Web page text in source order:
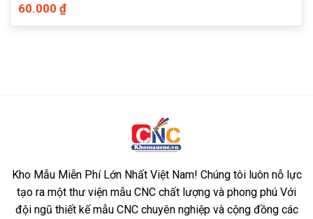
60.000 ₫
Kho Mẫu Miễn Phí Lớn Nhất Việt Nam! Chúng tôi luôn nỗ lực
tạo ra một thư viện mẫu CNC chất lượng và phong phú Với
đội ngũ thiết kế mẫu CNC chuyên nghiệp và cộng đồng các